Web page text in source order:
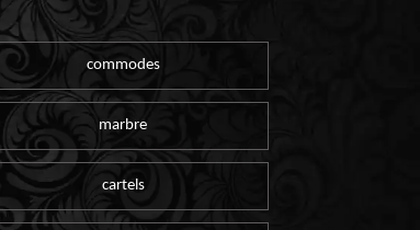
commodes
marbre
cartels